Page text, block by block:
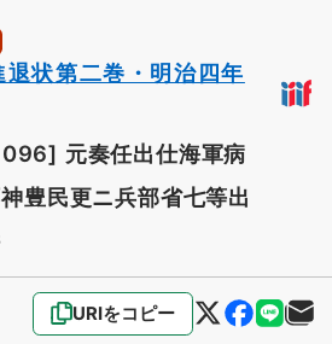
状第二巻・明治四年
096] 元奏任出仕海軍病
豊民更ニ兵部省七等出
URIをコピー